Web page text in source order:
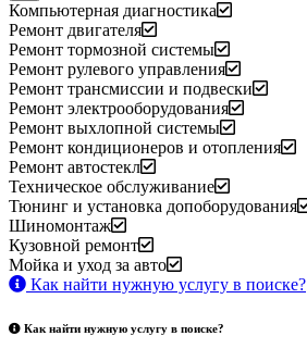
Компьютерная диагностика
Ремонт двигателя
Ремонт тормозной системы
Ремонт рулевого управления
Ремонт трансмиссии и подвески
Ремонт электрооборудования
Ремонт выхлопной системы
Ремонт кондиционеров и отопления
Ремонт автостекл
Техническое обслуживание
Тюнинг и установка допоборудования
Шиномонтаж
Кузовной ремонт
Мойка и уход за авто
Как найти нужную услугу в поиске?
Как найти нужную услугу в поиске?